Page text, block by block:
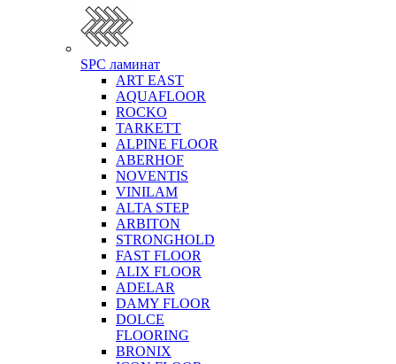
SPC ламинат
ART EAST
AQUAFLOOR
ROCKO
TARKETT
ALPINE FLOOR
ABERHOF
NOVENTIS
VINILAM
ALTA STEP
ARBITON
STRONGHOLD
FAST FLOOR
ALIX FLOOR
ADELAR
DAMY FLOOR
DOLCE
FLOORING
BRONIX